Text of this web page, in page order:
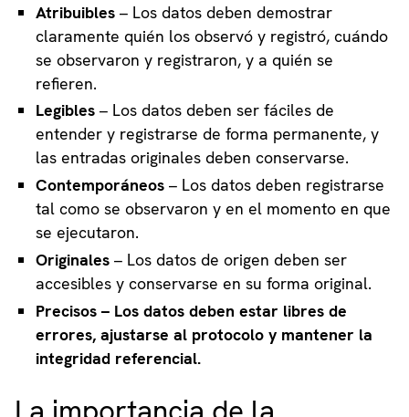
Atribuibles – Los datos deben demostrar
claramente quién los observó y registró, cuándo
se observaron y registraron, y a quién se
refieren.
Legibles – Los datos deben ser fáciles de
entender y registrarse de forma permanente, y
las entradas originales deben conservarse.
Contemporáneos – Los datos deben registrarse
tal como se observaron y en el momento en que
se ejecutaron.
Originales – Los datos de origen deben ser
accesibles y conservarse en su forma original.
Precisos – Los datos deben estar libres de
errores, ajustarse al protocolo y mantener la
integridad referencial.